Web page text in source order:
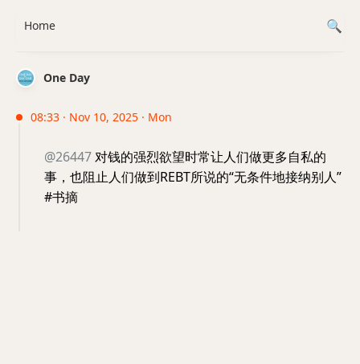
One Day
08:33 · Nov 10, 2025 · Mon
@26447对钱的强烈欲望时常让人们做更多自私的
事，也阻止人们做到REBT所说的“无条件地接纳别人”
#书摘
Home